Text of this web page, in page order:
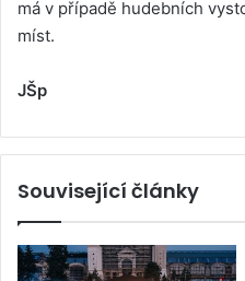
má v případě hudebních
míst.
JŠp
Související články